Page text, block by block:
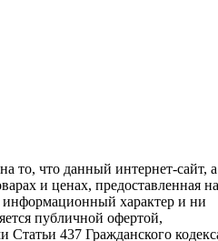
то, что данный интернет-сайт, а
и ценах, предоставленная на
характер и ни
публичной офертой,
Статьи 437 Гражданского